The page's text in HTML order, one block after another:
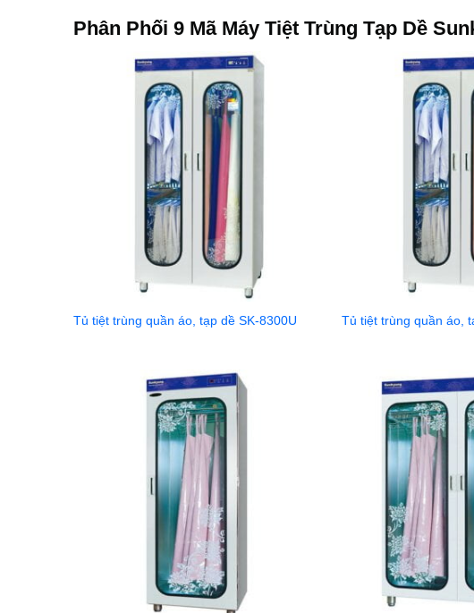
Phân Phối 9 Mã Máy Tiệt Trùng Tạp Dề
Tủ tiệt trùng quần áo, tạp dề SK-8300U Tủ tiệt trùng quần áo,